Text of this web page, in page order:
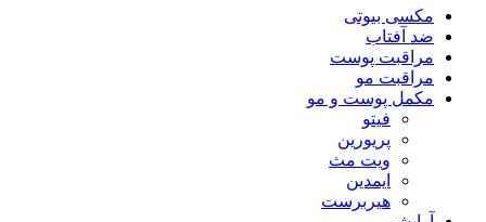
مکسی بیوتی
ضد آفتاب
مراقبت پوست
مراقبت مو
مکمل پوست و مو
فیتو
پریورین
ویت مث
ایمدین
هیربرست